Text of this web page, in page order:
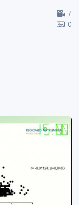
7
0